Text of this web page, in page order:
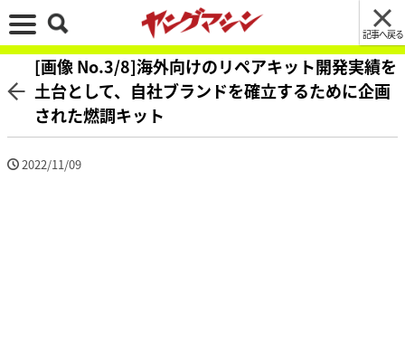
記事へ戻る
[画像 No.3/8]海外向けのリペアキット開発実績を
土台として、自社ブランドを確立するために企画
された燃調キット
2022/11/09